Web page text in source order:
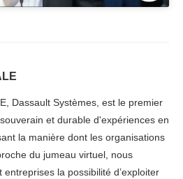
Dassault Systèmes, est le premier
et durable d'expériences en
la manière dont les organisations
du jumeau virtuel, nous
la possibilité d’exploiter